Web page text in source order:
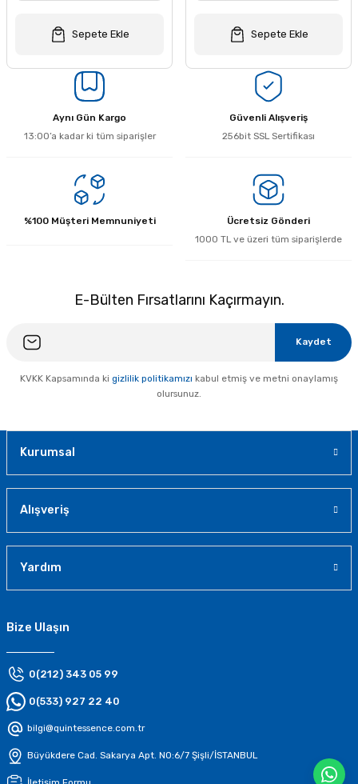
Sepete Ekle Sepete Ekle
Aynı Gün Kargo
13:00’a kadar ki tüm siparişler
Güvenli Alışveriş
256bit SSL Sertifikası
%100 Müşteri Memnuniyeti
Ücretsiz Gönderi
1000 TL ve üzeri tüm siparişlerde
E-Bülten Fırsatlarını Kaçırmayın.
Kaydet
KVKK Kapsamında ki gizlilik politikamızı kabul etmiş ve metni onaylamış
olursunuz.
Kurumsal
Alışveriş
Yardım
Bize Ulaşın
0(212) 343 05 99
0(533) 927 22 40
bilgi@quintessence.com.tr
Büyükdere Cad. Sakarya Apt. N0:6/7 Şişli/İSTANBUL